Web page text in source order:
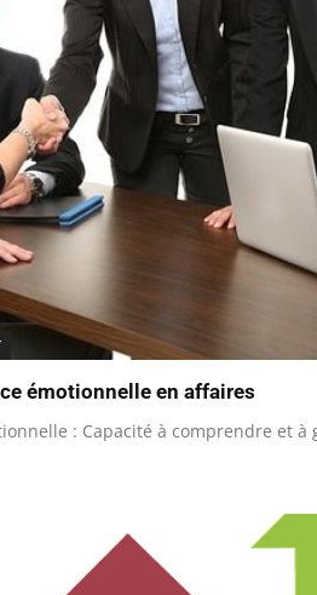
émotionnelle en affaires
: Capacité à comprendre et